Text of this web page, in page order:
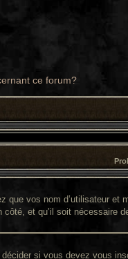
ce forum?
vos nom d’utilisateur
et qu’il soit nécessaire
si vous devez vous